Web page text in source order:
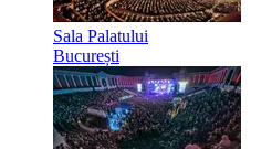
Sala Palatului
București